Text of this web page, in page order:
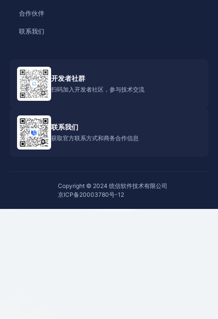
合作伙伴
联系我们
开发者社群
扫码加入开发者社区，参与技术交流
联系我们
获取官方联系方式和商务合作信息
Copyright © 2024 统信软件技术有限公司
京ICP备20003780号-12